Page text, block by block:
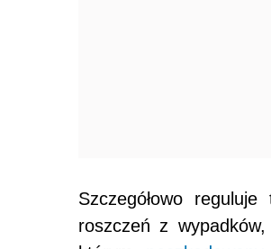
Szczegółowo
roszczeń z